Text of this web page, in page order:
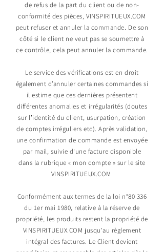
de refus de la part du client ou de non-
conformité des pièces, VINSPIRITUEUX.COM
peut refuser et annuler la commande. De son
côté si le client ne veut pas se soumettre à
ce contrôle, cela peut annuler la commande.
Le service des vérifications est en droit
également d’annuler certaines commandes si
il estime que ces dernières présentent
différentes anomalies et irrégularités (doutes
sur l’identité du client, usurpation, création
de comptes irréguliers etc). Après validation,
une confirmation de commande est envoyée
par mail, suivie d'une facture disponible
dans la rubrique « mon compte » sur le site
VINSPIRITUEUX.COM
Conformément aux termes de la loi n°80 336
du 1er mai 1980, relative à la réserve de
propriété, les produits restent la propriété de
VINSPIRITUEUX.COM jusqu'au règlement
intégral des factures. Le Client devient